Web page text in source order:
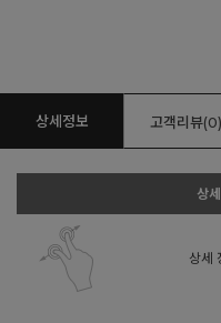
상세정보 고객리뷰(0)
상
상세